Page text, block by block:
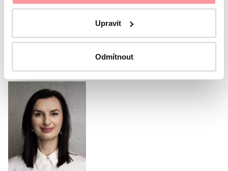
Upravit
Odmítnout
Invia il modulo
Oppure chiama il nostro
coordinatore